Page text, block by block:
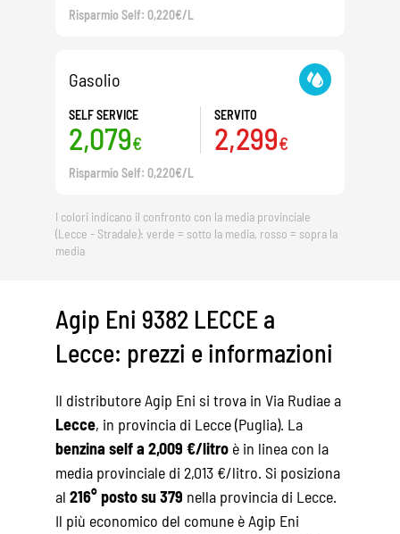
Risparmio Self: 0,220€/L
Gasolio
SELF SERVICE
2,079€
SERVITO
2,299€
Risparmio Self: 0,220€/L
I colori indicano il confronto con la media provinciale
(Lecce - Stradale): verde = sotto la media, rosso = sopra la
media
Agip Eni 9382 LECCE a
Lecce: prezzi e informazioni
Il distributore Agip Eni si trova in Via Rudiae a
Lecce, in provincia di Lecce (Puglia). La
benzina self a 2,009 €/litro è in linea con la
media provinciale di 2,013 €/litro. Si posiziona
al 216° posto su 379 nella provincia di Lecce.
Il più economico del comune è Agip Eni